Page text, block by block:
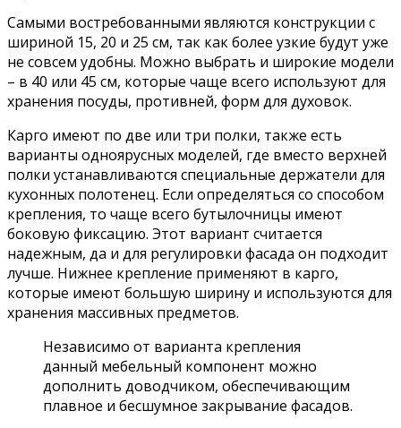
Самыми востребованными являются конструкции с
шириной 15, 20 и 25 см, так как более узкие будут уже
не совсем удобны. Можно выбрать и широкие модели
– в 40 или 45 см, которые чаще всего используют для
хранения посуды, противней, форм для духовок.
Карго имеют по две или три полки, также есть
варианты одноярусных моделей, где вместо верхней
полки устанавливаются специальные держатели для
кухонных полотенец. Если определяться со способом
крепления, то чаще всего бутылочницы имеют
боковую фиксацию. Этот вариант считается
надежным, да и для регулировки фасада он подходит
лучше. Нижнее крепление применяют в карго,
которые имеют большую ширину и используются для
хранения массивных предметов.
Независимо от варианта крепления
данный мебельный компонент можно
дополнить доводчиком, обеспечивающим
плавное и бесшумное закрывание фасадов.